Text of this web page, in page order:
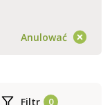
Anulować
Filtr